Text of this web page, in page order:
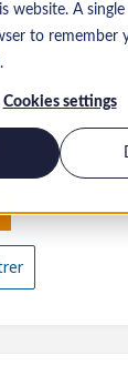
website. A
to remember
Cookies settings
$US USD